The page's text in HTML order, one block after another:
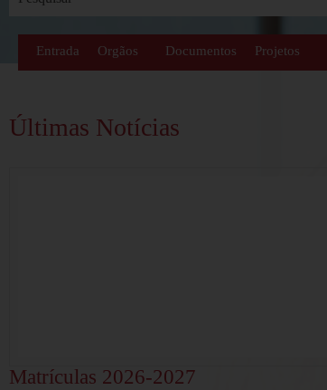
Entrada Orgãos Documentos Projetos
Últimas Notícias
Matrículas 2026-2027